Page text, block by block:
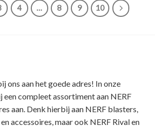
4 … 8 9 10
ons aan het goede adres! In onze
eencompleet assortimentaan NERF
aan. Denk hierbij aan NERF blasters,
accessoires , maar ook NERF Rival en